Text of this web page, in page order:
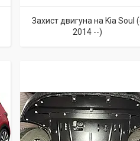
Захист двигуна на Kia Soul
2014 --)